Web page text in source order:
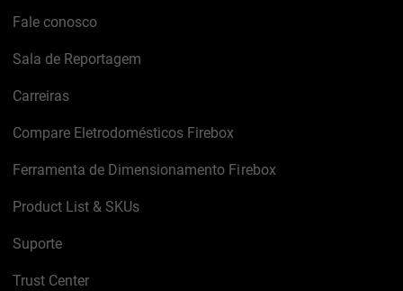
Fale conosco
Sala de Reportagem
Carreiras
Compare Eletrodomésticos Firebox
Ferramenta de Dimensionamento Firebox
Product List & SKUs
Suporte
Trust Center